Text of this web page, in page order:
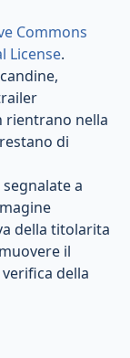
Commons
License.
rientrano nella
di
a
della titolarita
il
della